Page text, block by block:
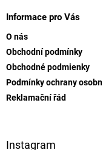
Informace pro Vás
O nás
Obchodní podmínky
Obchodné podmienky
Podmínky ochrany
Reklamační řád
Instagram